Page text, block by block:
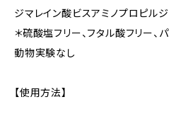
ジマレイン酸ビスアミノプロピル
＊硫酸塩フリー、フタル酸フリー、
動物実験なし
【使用方法】